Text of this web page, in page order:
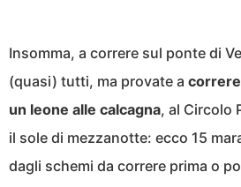
Insomma, a correre sul ponte di
(quasi) tutti, ma provate a
un leone alle calcagna, al Circolo
il sole di mezzanotte: ecco 15
dagli schemi da correre prima o